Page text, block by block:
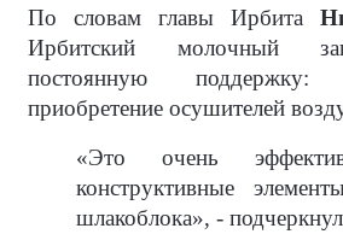
По словам главы Ирбита
Ирбитский молочный
постоянную
приобретение осушителей
«Это очень
конструктивные
шлакоблока», - подчеркнул